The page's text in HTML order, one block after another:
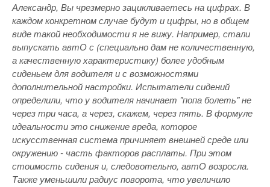
Александр, Вы чрезмерно зацикливаетесь на цифрах. В
каждом конкретном случае будут и цифры, но в общем
виде такой необходимости я не вижу. Например, стали
выпускать автО с (специально дам не количественную,
а качественную характеристику) более удобным
сиденьем для водителя и с возможностями
дополнительной настройки. Испытатели сидений
определили, что у водителя начинает "попа болеть" не
через три часа, а через, скажем, через пять. В формуле
идеальности это снижение вреда, которое
искусственная система причиняет внешней среде или
окружению - часть факторов расплаты. При этом
стоимость сидения и, следовотельно, автО возросла.
Также уменьшили радиус поворота, что увеличило